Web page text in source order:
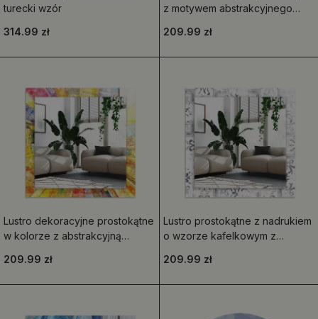
turecki wzór
314.99 zł
z motywem abstrakcyjnego
209.99 zł
Lustro dekoracyjne prostokątne
w kolorze z abstrakcyjną
209.99 zł
Lustro prostokątne z nadrukiem
o wzorze kafelkowym z
209.99 zł